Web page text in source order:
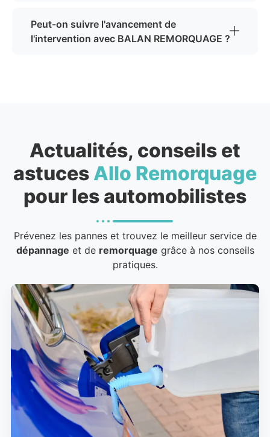
Peut-on suivre l'avancement de
l'intervention avec BALAN REMORQUAGE ?
Actualités, conseils et
astuces Allo Remorquage
pour les automobilistes
Prévenez les pannes et trouvez le meilleur service de
dépannage et de remorquage grâce à nos conseils
pratiques.